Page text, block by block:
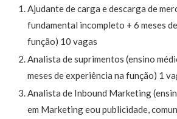
Ajudante de carga e descarga de
fundamental incompleto + 6 meses
função) 10 vagas
Analista de suprimentos (ensino
meses de experiência na função) 1
Analista de Inbound Marketing
em Marketing eou publicidade,